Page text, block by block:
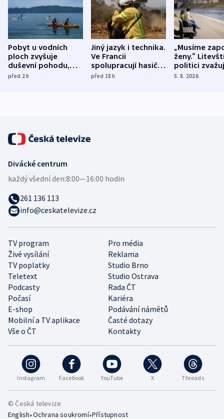
Pobyt u vodních
ploch zvyšuje
duševní pohodu,
ukázala
před 2h
Jiný jazyk i technika.
Ve Francii
spolupracují hasiči z
různých zemí
před 18h
„Musíme
ženy.“
politici
dohodu o
5. 8. 2026
Instagram Facebook YouTube X Threads
TV program
Pro média
Živé vysílání
Reklama
TV poplatky
Studio Brno
Teletext
Studio Ostrava
Podcasty
Rada ČT
Počasí
Kariéra
E-shop
Podávání námětů
Mobilní a TV aplikace
Časté dotazy
Vše o ČT
Kontakty
Divácké centrum
každý všední den:8:00—16:00 hodin
261 136 113
info@ceskatelevize.cz
© Česká televize
English•Ochrana soukromí•Přístupnost